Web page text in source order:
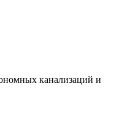
канализаций и